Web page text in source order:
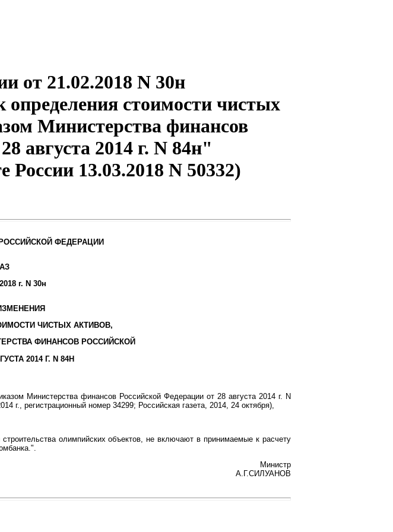
от 21.02.2018 N 30н
стоимости чистых
Министерства финансов
августа 2014 г. N 84н"
13.03.2018 N 50332)
ФЕДЕРАЦИИ
г. N 30н
ЧИСТЫХ АКТИВОВ,
ФИНАНСОВ РОССИЙСКОЙ
2014 Г. N 84Н
Министерства финансов Российской Федерации от 28 августа 2014 г. N
г., регистрационный номер 34299; Российская газета, 2014, 24 октября),
олимпийских объектов, не включают в принимаемые к расчету
Министр
А.Г.СИЛУАНОВ